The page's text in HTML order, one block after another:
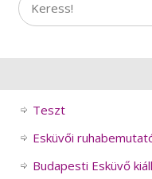
Teszt
Esküvői
Budapesti Esküvő